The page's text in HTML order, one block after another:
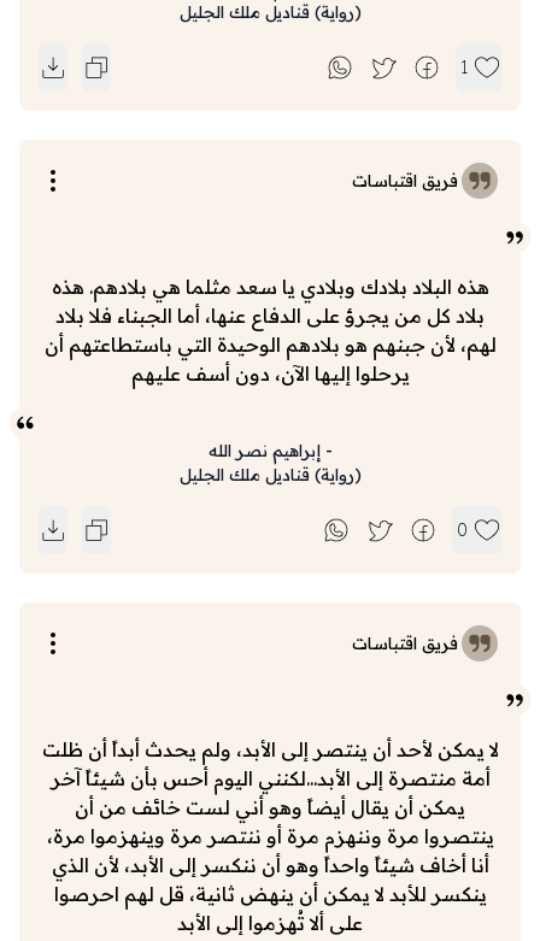
(رواية) قناديل ملك الجليل
1
فريق اقتباسات
هذه البلاد بلادك وبلادي يا سعد مثلما هي بلادهم. هذه
بلاد كل من يجرؤ على الدفاع عنها، أما الجبناء فلا بلاد
لهم، لأن جبنهم هو بلادهم الوحيدة التي باستطاعتهم أن
يرحلوا إليها الآن، دون أسف عليهم
-إبراهيم نصر الله
(رواية) قناديل ملك الجليل
0
فريق اقتباسات
لا يمكن لأحد أن ينتصر إلى الأبد، ولم يحدث أبداً أن ظلت
أمة منتصرة إلى الأبد...لكنني اليوم أحس بأن شيئاً آخر
يمكن أن يقال أيضاً وهو أني لست خائف من أن
ينتصروا مرة وننهزم مرة أو ننتصر مرة وينهزموا مرة،
أنا أخاف شيئاً واحداً وهو أن ننكسر إلى الأبد، لأن الذي
ينكسر للأبد لا يمكن أن ينهض ثانية، قل لهم احرصوا
على ألا تُهزموا إلى الأبد